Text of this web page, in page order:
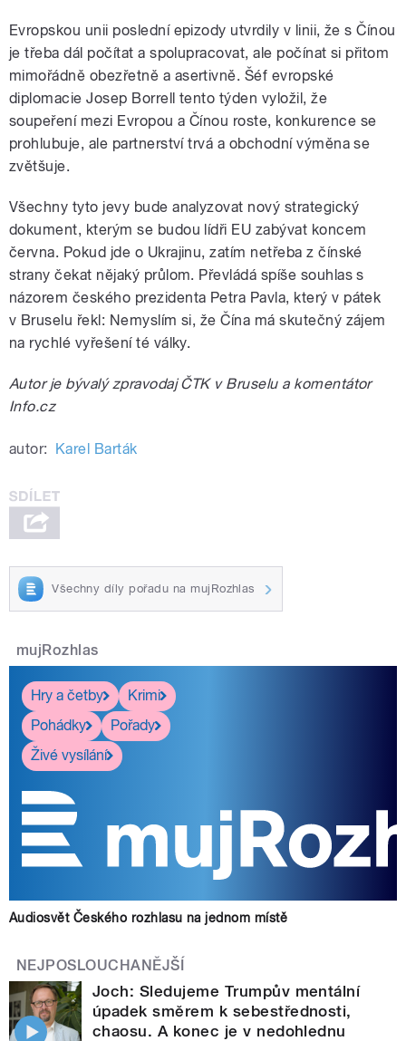
Evropskou unii poslední epizody utvrdily v linii, že s Čínou
je třeba dál počítat a spolupracovat, ale počínat si přitom
mimořádně obezřetně a asertivně. Šéf evropské
diplomacie Josep Borrell tento týden vyložil, že
soupeření mezi Evropou a Čínou roste, konkurence se
prohlubuje, ale partnerství trvá a obchodní výměna se
zvětšuje.
Všechny tyto jevy bude analyzovat nový strategický
dokument, kterým se budou lídři EU zabývat koncem
června. Pokud jde o Ukrajinu, zatím netřeba z čínské
strany čekat nějaký průlom. Převládá spíše souhlas s
názorem českého prezidenta Petra Pavla, který v pátek
v Bruselu řekl: Nemyslím si, že Čína má skutečný zájem
na rychlé vyřešení té války.
Autor je bývalý zpravodaj ČTK v Bruselu a komentátor
Info.cz
autor: Karel Barták
Všechny díly pořadu na mujRozhlas
mujRozhlas
Hry a četby
Krimi
Pohádky
Pořady
Živé vysílání
Audiosvět Českého rozhlasu na jednom místě
NEJPOSLOUCHANĚJŠÍ
Joch: Sledujeme Trumpův mentální
úpadek směrem k sebestřednosti,
chaosu. A konec je v nedohlednu